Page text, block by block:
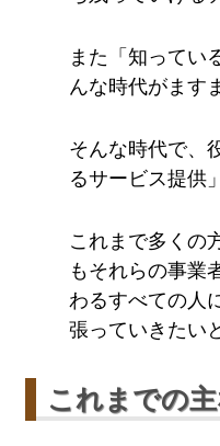
また「知ってい
んな時代がます
そんな時代で、
るサービス提供
これまで多くの
もそれらの事業
わるすべての人
張っていきたい
これまでの